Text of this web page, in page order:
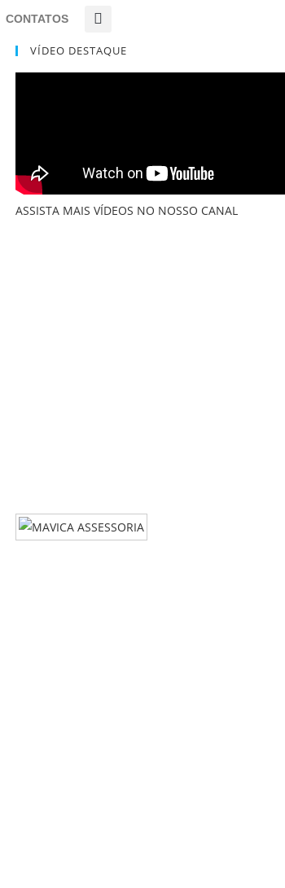
CONTATOS
VÍDEO DESTAQUE
ASSISTA MAIS VÍDEOS NO NOSSO CANAL